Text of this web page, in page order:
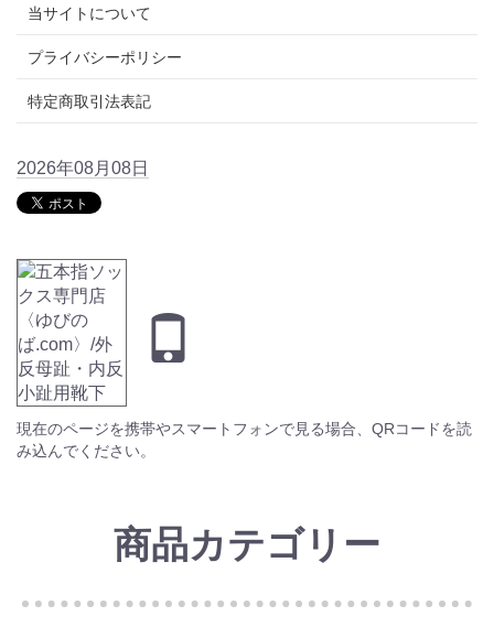
当サイトについて
プライバシーポリシー
特定商取引法表記
2026年08月08日
現在のページを携帯やスマートフォンで見る場合、QRコードを読
み込んでください。
商品カテゴリー